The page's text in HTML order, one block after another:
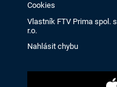
Cookies
Vlastník FTV Prima spol. s
r.o.
Nahlásit chybu